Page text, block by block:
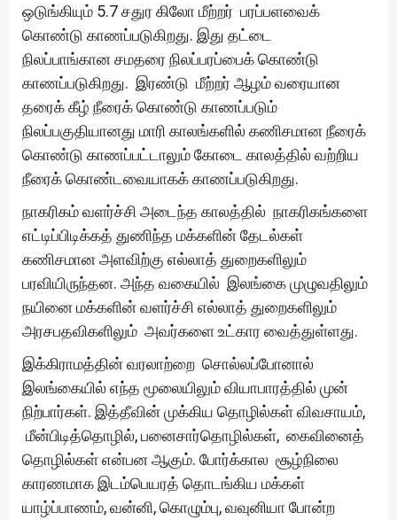
ஒடுங்கியும் 5.7 சதுர கிலோ மீற்றர் பரப்பளவைக்
கொண்டு காணப்படுகிறது. இது தட்டை
நிலப்பாங்கான சமதரை நிலப்பரப்பைக் கொண்டு
காணப்படுகிறது. இரண்டு மீற்றர் ஆழம் வரையான
தரைக் கீழ் நீரைக் கொண்டு காணப்படும்
நிலப்பகுதியானது மாரி காலங்களில் கணிசமான நீரைக்
கொண்டு காணப்பட்டாலும் கோடை காலத்தில் வற்றிய
நீரைக் கொண்டவையாகக் காணப்படுகிறது.
நாகரிகம் வளர்ச்சி அடைந்த காலத்தில் நாகரிகங்களை
எட்டிப்பிடிக்கத் துணிந்த மக்களின் தேடல்கள்
கணிசமான அளவிற்கு எல்லாத் துறைகளிலும்
பரவியிருந்தன. அந்த வகையில் இலங்கை முழுவதிலும்
நயினை மக்களின் வளர்ச்சி எல்லாத் துறைகளிலும்
அரசபதவிகளிலும் அவர்களை உட்கார வைத்துள்ளது.
இக்கிராமத்தின் வரலாற்றை சொல்லப்போனால்
இலங்கையில் எந்த மூலையிலும் வியாபாரத்தில் முன்
நிற்பார்கள். இத்தீவின் முக்கிய தொழில்கள் விவசாயம்,
மீன்பிடித்தொழில், பனைசார்தொழில்கள், கைவினைத்
தொழில்கள் என்பன ஆகும். போர்க்கால சூழ்நிலை
காரணமாக இடம்பெயரத் தொடங்கிய மக்கள்
யாழ்ப்பாணம், வன்னி, கொழும்பு, வவுனியா போன்ற